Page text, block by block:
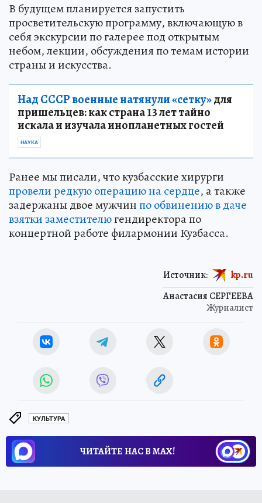
В будущем планируется запустить
просветительскую программу, включающую в
себя экскурсии по галерее под открытым
небом, лекции, обсуждения по темам истории
страны и искусства.
Над СССР военные натянули «сетку»для
пришельцев: как страна 13 лет тайно
искала и изучала инопланетных гостей
НАУКА
Ранее мы писали, что кузбасские хирурги
провели редкую операцию на сердце, а также
задержаны двое мужчинпо обвинению в даче
взятки заместителюгендиректора по
концертной работе филармонии Кузбасса.
Анастасия СЕРГЕЕВА
Журналист
Источник: kp.ru
КУЛЬТУРА
ЧИТАЙТЕ НАС В МАХ!